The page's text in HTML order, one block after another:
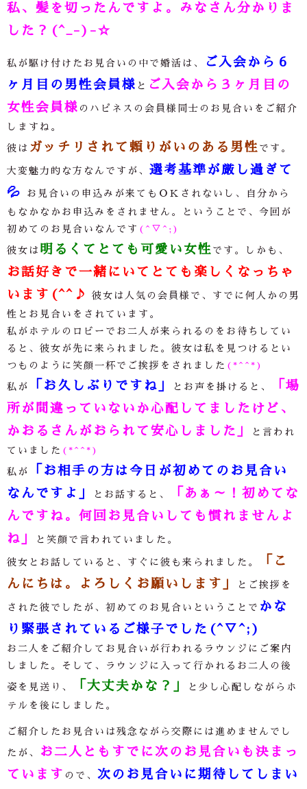
私、髪を切ったんですよ。みなさん分かりま
した？(^_-)-☆
私が駆け付けたお見合いの中で婚活は、
ご入会から６
ヶ月目の男性会員様 と ご入会から３ヶ月目の
女性会員様 のハピネスの会員様同士のお見合いをご紹介
しますね。
彼は ガッチリされて頼りがいのある男性 です。
大変魅力的な方なんですが、 選考基準が厳し過ぎて
💦
お見合いの申込みが来てもＯＫされないし、自分から
もなかなかお申込みをされません。ということで、今回が
初めてのお見合いなんです (^▽^;)
彼女は 明るくてとても可愛い女性 です。しかも、
お話好きで一緒にいてとても楽しくなっちゃ
います(^^♪
彼女は人気の会員様で、すでに何人かの男
性とお見合いをされています。
私がホテルのロビーでお二人が来られるのをお待ちしてい
ると、彼女が先に来られました。彼女は私を見つけるとい
つものように笑顔一杯でご挨拶をされました (*^^*)
私が 「お久しぶりですね」 とお声を掛けると、
「場
所が間違っていないか心配してましたけど、
かおるさんがおられて安心しました」
と言われ
ていました (*^^*)
私が
「お相手の方は今日が初めてのお見合い
なんですよ」
とお話すると、
「あぁ～！初めてな
んですね。何回お見合いしても慣れませんよ
ね」
と笑顔で言われていました。
彼女とお話していると、すぐに彼も来られました。
「こ
んにちは。よろしくお願いします」
とご挨拶を
された彼でしたが、初めてのお見合いということで かな
り緊張されているご様子でした(^▽^;)
お二人をご紹介してお見合いが行われるラウンジにご案内
しました。そして、ラウンジに入って行かれるお二人の後
姿を見送り、 「大丈夫かな？」
と少し心配しながらホ
テルを後にしました。
ご紹介したお見合いは残念ながら交際には進めませんでし
たが、
お二人ともすでに次のお見合いも決まっ
ています ので、 次のお見合いに期待してしまい